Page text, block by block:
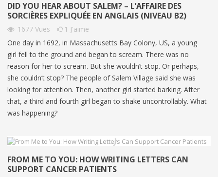
DID YOU HEAR ABOUT SALEM? – L’AFFAIRE DES
SORCIÈRES EXPLIQUÉE EN ANGLAIS (NIVEAU B2)
1677 Vues 1 J'aime
One day in 1692, in Massachusetts Bay Colony, US, a young
girl fell to the ground and began to scream. There was no
reason for her to scream. But she wouldn’t stop. Or perhaps,
she couldn’t stop? The people of Salem Village said she was
looking for attention. Then, another girl started barking. After
that, a third and fourth girl began to shake uncontrollably. What
was happening?
FROM ME TO YOU: HOW WRITING LETTERS CAN
SUPPORT CANCER PATIENTS